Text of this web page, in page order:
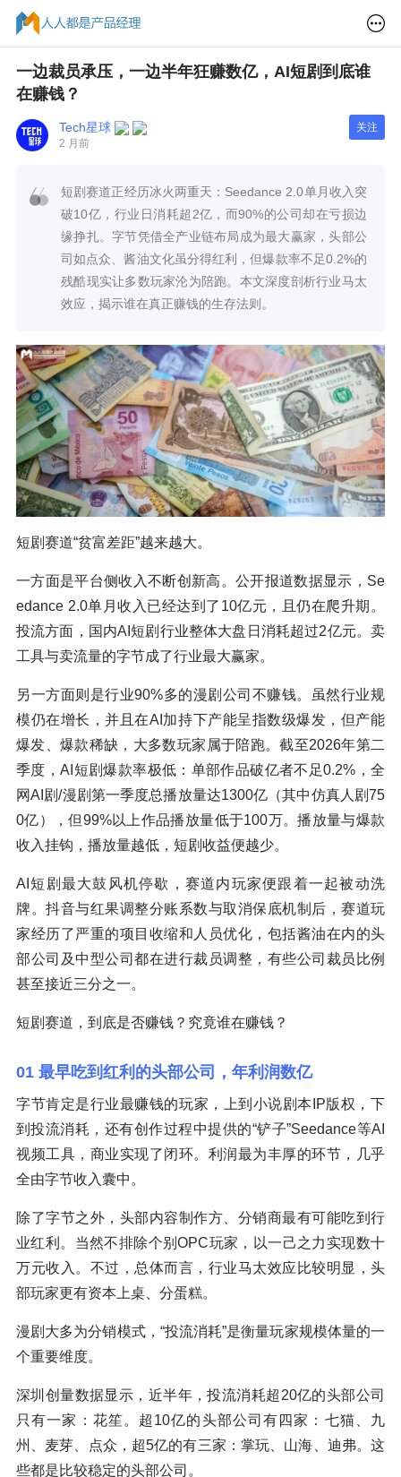
一边裁员承压，一边半年狂赚数亿，AI短剧到底谁
在赚钱？
Tech星球
2 月前
关注
短剧赛道正经历冰火两重天：Seedance 2.0单月收入突
破10亿，行业日消耗超2亿，而90%的公司却在亏损边
缘挣扎。字节凭借全产业链布局成为最大赢家，头部公
司如点众、酱油文化虽分得红利，但爆款率不足0.2%的
残酷现实让多数玩家沦为陪跑。本文深度剖析行业马太
效应，揭示谁在真正赚钱的生存法则。
短剧赛道“贫富差距”越来越大。
一方面是平台侧收入不断创新高。公开报道数据显示，Se
edance 2.0单月收入已经达到了10亿元，且仍在爬升期。
投流方面，国内AI短剧行业整体大盘日消耗超过2亿元。卖
工具与卖流量的字节成了行业最大赢家。
另一方面则是行业90%多的漫剧公司不赚钱。虽然行业规
模仍在增长，并且在AI加持下产能呈指数级爆发，但产能
爆发、爆款稀缺，大多数玩家属于陪跑。截至2026年第二
季度，AI短剧爆款率极低：单部作品破亿者不足0.2%，全
网AI剧/漫剧第一季度总播放量达1300亿（其中仿真人剧75
0亿），但99%以上作品播放量低于100万。播放量与爆款
收入挂钩，播放量越低，短剧收益便越少。
AI短剧最大鼓风机停歇，赛道内玩家便跟着一起被动洗
牌。抖音与红果调整分账系数与取消保底机制后，赛道玩
家经历了严重的项目收缩和人员优化，包括酱油在内的头
部公司及中型公司都在进行裁员调整，有些公司裁员比例
甚至接近三分之一。
短剧赛道，到底是否赚钱？究竟谁在赚钱？
01 最早吃到红利的头部公司，年利润数亿
字节肯定是行业最赚钱的玩家，上到小说剧本IP版权，下
到投流消耗，还有创作过程中提供的“铲子”Seedance等AI
视频工具，商业实现了闭环。利润最为丰厚的环节，几乎
全由字节收入囊中。
除了字节之外，头部内容制作方、分销商最有可能吃到行
业红利。当然不排除个别OPC玩家，以一己之力实现数十
万元收入。不过，总体而言，行业马太效应比较明显，头
部玩家更有资本上桌、分蛋糕。
漫剧大多为分销模式，“投流消耗”是衡量玩家规模体量的一
个重要维度。
深圳创量数据显示，近半年，投流消耗超20亿的头部公司
只有一家：花笙。超10亿的头部公司有四家：七猫、九
州、麦芽、点众，超5亿的有三家：掌玩、山海、迪弗。这
些都是比较稳定的头部公司。